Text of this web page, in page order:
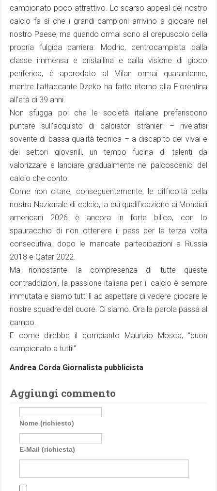
campionato poco attrattivo. Lo scarso appeal del nostro
calcio fa sì che i grandi campioni arrivino a giocare nel
nostro Paese, ma quando ormai sono al crepuscolo della
propria fulgida carriera: Modric, centrocampista dalla
classe immensa e cristallina e dalla visione di gioco
periferica, è approdato al Milan ormai quarantenne,
mentre l’attaccante Dzeko ha fatto ritorno alla Fiorentina
all’età di 39 anni.
Non sfugga poi che le società italiane preferiscono
puntare sull’acquisto di calciatori stranieri – rivelatisi
sovente di bassa qualità tecnica – a discapito dei vivai e
dei settori giovanili, un tempo fucina di talenti da
valorizzare e lanciare gradualmente nei palcoscenici del
calcio che conto.
Come non citare, conseguentemente, le difficoltà della
nostra Nazionale di calcio, la cui qualificazione ai Mondiali
americani 2026 è ancora in forte bilico, con lo
spauracchio di non ottenere il pass per la terza volta
consecutiva, dopo le mancate partecipazioni a Russia
2018 e Qatar 2022.
Ma nonostante la compresenza di tutte queste
contraddizioni, la passione italiana per il calcio è sempre
immutata e siamo tutti lì ad aspettare di vedere giocare le
nostre squadre del cuore. Ci siamo. Ora la parola passa al
campo.
E come direbbe il compianto Maurizio Mosca, “buon
campionato a tutti!”.
Andrea Corda Giornalista pubblicista
Aggiungi commento
Nome (richiesto)
E-Mail (richiesta)